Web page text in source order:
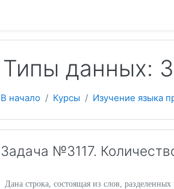
Типы данных:
В начало Курсы Изучение языка
Задача №3117.
Дана строка, состоящая из слов,